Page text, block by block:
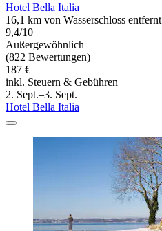
Hotel Bella Italia
16,1 km von Wasserschloss entfernt
9,4/10
Außergewöhnlich
(822 Bewertungen)
187 €
inkl. Steuern & Gebühren
2. Sept.–3. Sept.
Hotel Bella Italia